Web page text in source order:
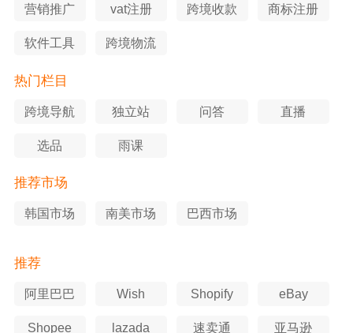
营销推广 vat注册 跨境收款 商标注册
软件工具 跨境物流
热门栏目
跨境导航 独立站 问答 直播
选品 雨课
推荐市场
韩国市场 南美市场 巴西市场
推荐
阿里巴巴 Wish Shopify eBay
Shopee lazada 速卖通 亚马逊